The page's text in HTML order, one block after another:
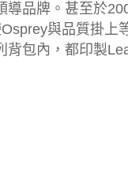
品牌。甚至於
與品質掛上
包內，都印製